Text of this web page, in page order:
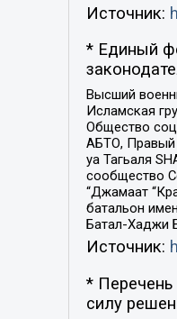
Источник:
* Единый
Высший
Исламская
Общество
АБТО, Правый
уа Тагьаля
сообщество
“Джамаат
батальон
Батал-Хаджи
Источник:
* Перечень
силу